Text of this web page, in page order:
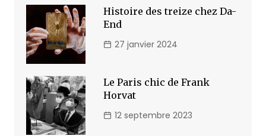
Histoire des treize chez Da-
End
27 janvier 2024
Le Paris chic de Frank
Horvat
12 septembre 2023